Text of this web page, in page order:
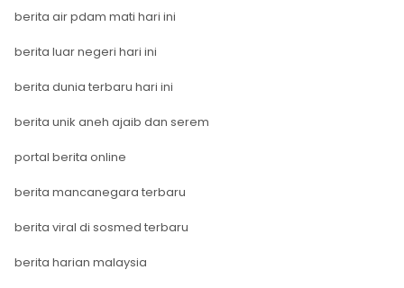
berita air pdam mati hari ini
berita luar negeri hari ini
berita dunia terbaru hari ini
berita unik aneh ajaib dan serem
portal berita online
berita mancanegara terbaru
berita viral di sosmed terbaru
berita harian malaysia